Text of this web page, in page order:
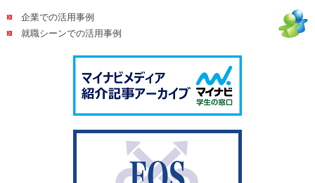
企業での活用事例
就職シーンでの活用事例